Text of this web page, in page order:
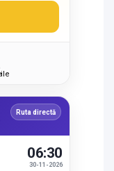
Ruta directă
30-11-2026
06:30